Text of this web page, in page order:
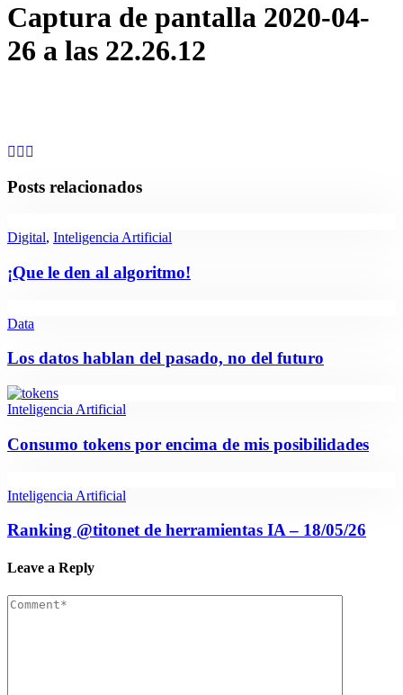
Captura de pantalla 2020-04-
26 a las 22.26.12
Posts relacionados
Digital, Inteligencia Artificial
¡Que le den al algoritmo!
Data
Los datos hablan del pasado, no del futuro
Inteligencia Artificial
Consumo tokens por encima de mis posibilidades
Inteligencia Artificial
Ranking @titonet de herramientas IA – 18/05/26
Leave a Reply